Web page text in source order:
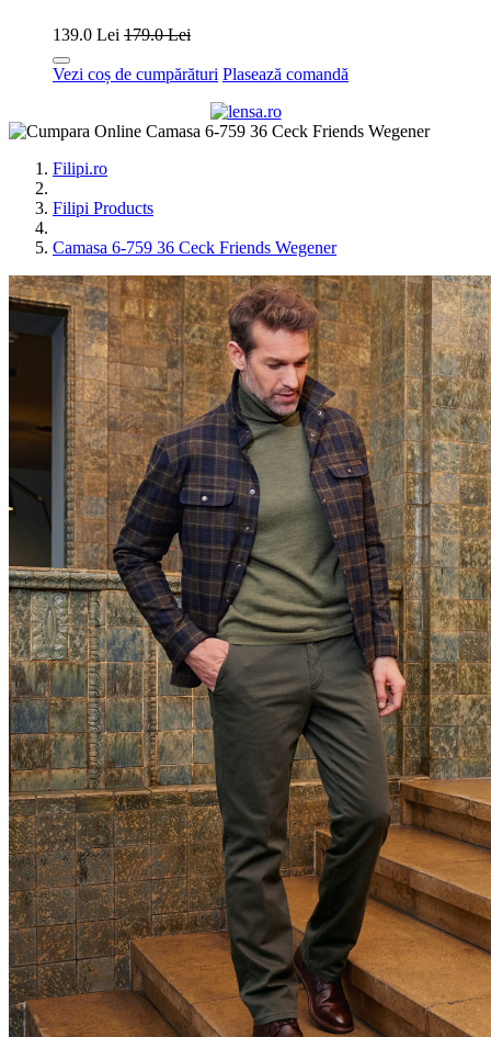
139.0 Lei 179.0 Lei
Vezi coș de cumpărături Plasează comandă
Filipi.ro
Filipi Products
Camasa 6-759 36 Ceck Friends Wegener